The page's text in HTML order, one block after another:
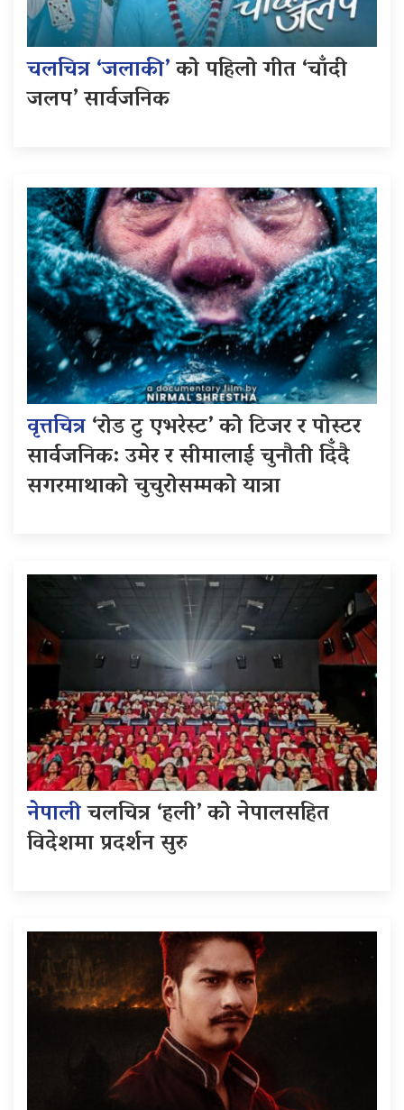
चलचित्र ‘जलाकी’को पहिलो गीत ‘चाँदी
जलप’ सार्वजनिक
वृत्तचित्र‘रोड टु एभरेस्ट’ को टिजर र पोस्टर
सार्वजनिक: उमेर र सीमालाई चुनौती दिँदै
सगरमाथाको चुचुरोसम्मको यात्रा
नेपालीचलचित्र ‘हली’ को नेपालसहित
विदेशमा प्रदर्शन सुरु